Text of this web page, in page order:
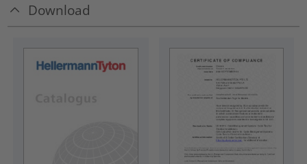
Download